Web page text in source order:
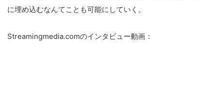
に埋め込むなんてことも可能にしていく。
Streamingmedia.comのインタビュー動画：